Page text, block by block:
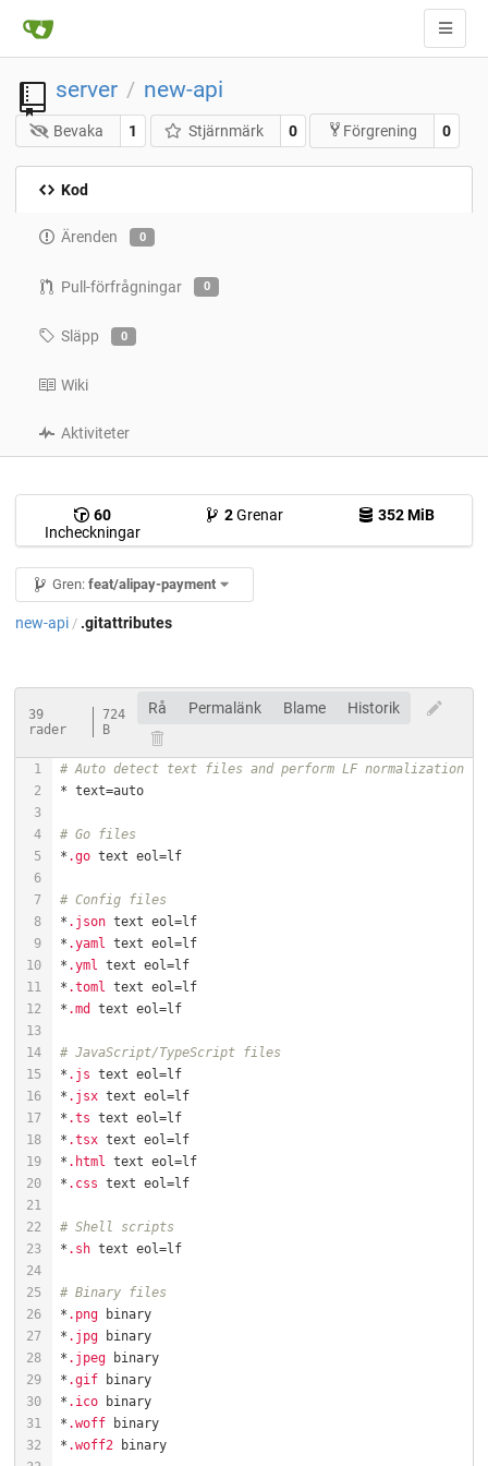
server / new-api
Bevaka 1 Stjärnmärk 0 Förgrening 0
Kod
Ärenden 0
Pull-förfrågningar 0
Släpp 0
Wiki
Aktiviteter
60
Incheckningar
2Grenar 352 MiB
Gren: feat/alipay-payment
new-api / .gitattributes
39
rader
724
B
Rå Permalänk Blame Historik
# Auto detect text files and perform LF normalization
# Go files
* .go
# Config files
* .json
* .yaml
* .yml
* .toml
* .md
# JavaScript/TypeScript files
* .js
* .jsx
* .ts
* .tsx
* .html
* .css
# Shell scripts
* .sh
# Binary files
* .png
* .jpg
* .jpeg
* .gif
* .ico
* .woff
* .woff2